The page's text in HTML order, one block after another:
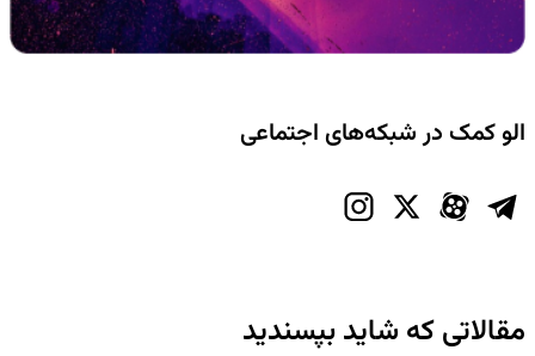
الو کمک در شبکه‌های اجتماعی
مقالاتی که شاید بپسندید